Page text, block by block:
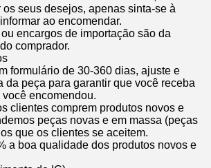
seus desejos, apenas sinta-se à
ao encomendar.
encargos de importação são da
comprador.
formulário de 30-360 dias, ajuste e
da peça para garantir que você receba
encomendou.
clientes comprem produtos novos e
peças novas e em massa (peças
que os clientes se aceitem.
a boa qualidade dos produtos novos e